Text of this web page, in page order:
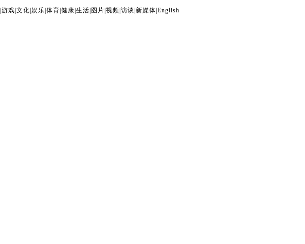
游戏 文化 娱乐 体育 健康 生活 图片 视频 访谈 新媒体 English